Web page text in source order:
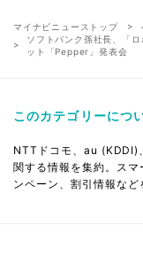
マイナビニューストップ
ソフトバンク孫社長、「
ット「Pepper」発表会
このカテゴリーにつ
NTTドコモ、au (KDDI)
関する情報を集約。ス
ンペーン、割引情報など